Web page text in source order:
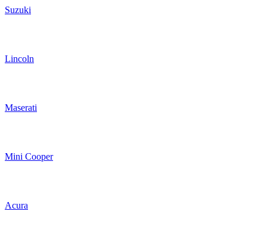
Suzuki
Lincoln
Maserati
Mini Cooper
Acura